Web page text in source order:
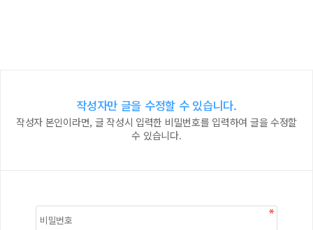
작성자만 글을 수정할 수 있습니다.
작성자 본인이라면, 글 작성시 입력한 비밀번호를 입력하여 글을 수정할
수 있습니다.